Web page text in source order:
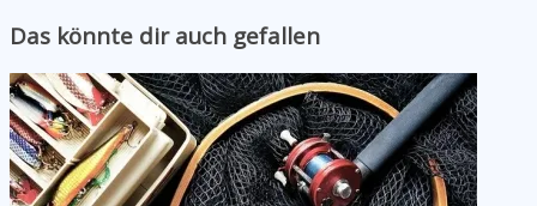
Das könnte dir auch gefallen